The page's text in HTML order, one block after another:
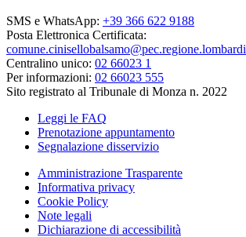
SMS e WhatsApp: +39 366 622 9188
Posta Elettronica Certificata:
Centralino unico: 02 66023 1
Per informazioni: 02 66023 555
Sito registrato al Tribunale di Monza n. 2022
Leggi le FAQ
Prenotazione appuntamento
Segnalazione disservizio
Amministrazione Trasparente
Informativa privacy
Cookie Policy
Note legali
Dichiarazione di accessibilità